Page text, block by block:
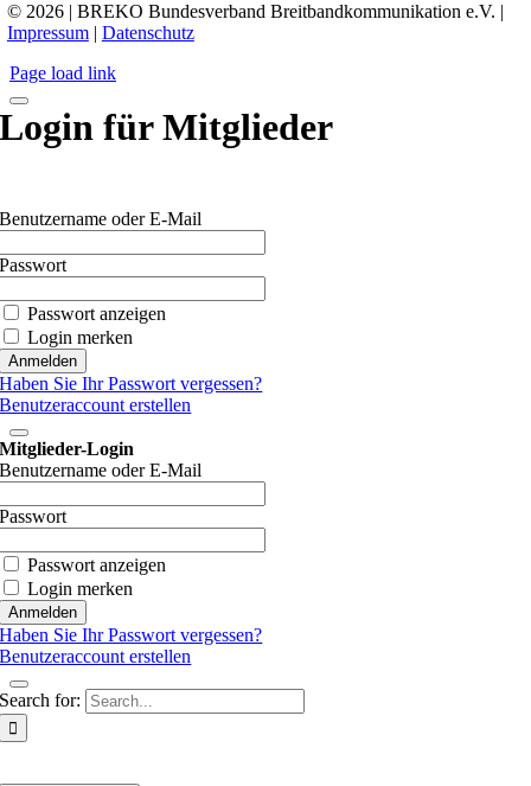
© 2026 | BREKO Bundesverband Breitbandkommunikation e.V. |
Impressum| Datenschutz
Page load link
Login für Mitglieder
Benutzername oder E-Mail
Passwort
Passwort anzeigen
Login merken
Haben Sie Ihr Passwort vergessen?
Benutzeraccount erstellen
Mitglieder-Login
Benutzername oder E-Mail
Passwort
Passwort anzeigen
Login merken
Haben Sie Ihr Passwort vergessen?
Benutzeraccount erstellen
Search for: